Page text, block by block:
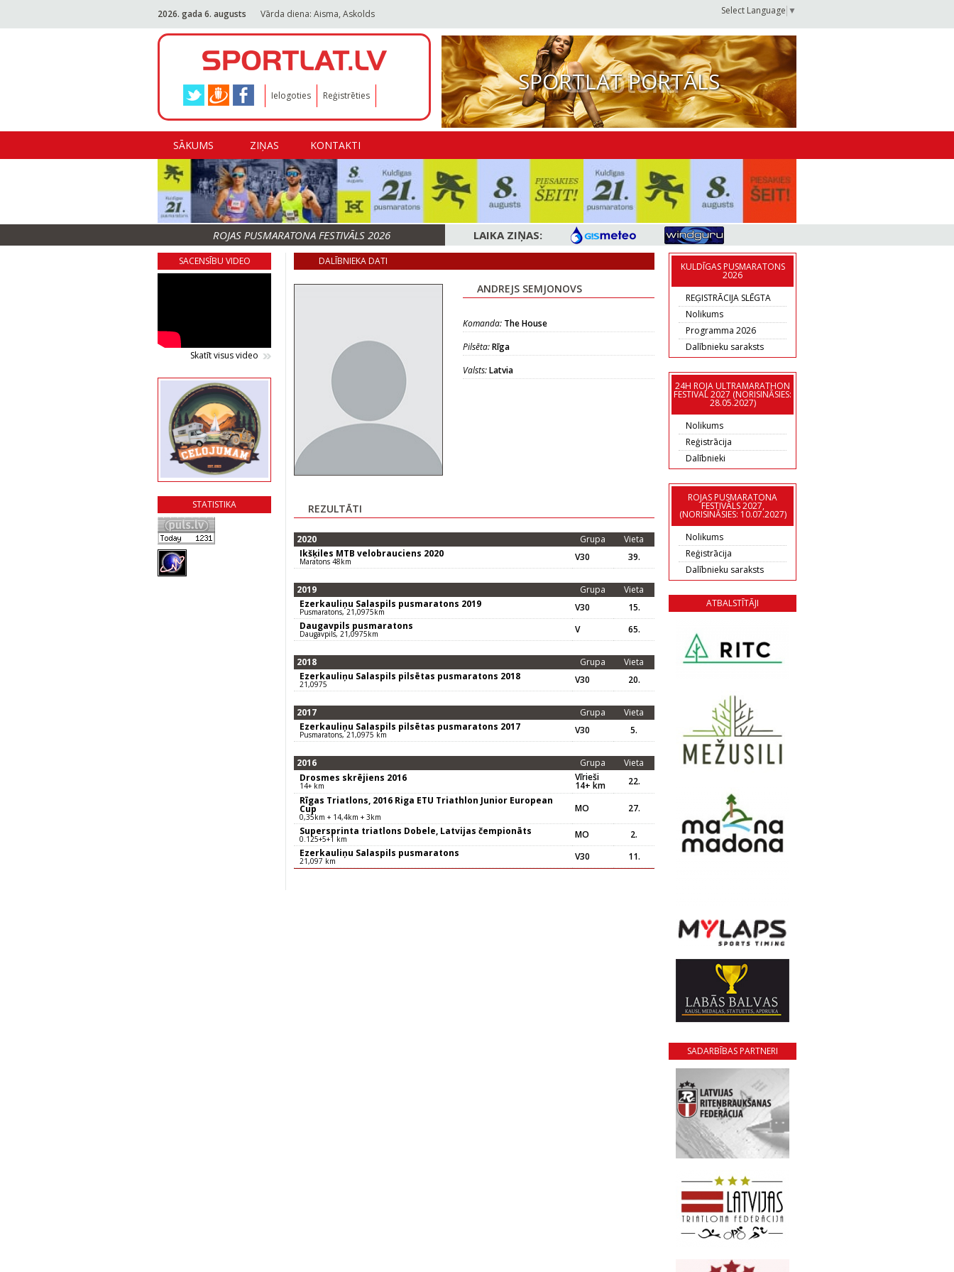
2026. gada 6. augusts Vārda diena: Aisma, Askolds Select Language ▼
Ielogoties Reģistrēties SPORTLAT PORTĀLS
SĀKUMS ZIŅAS KONTAKTI
ROJAS PUSMARATONA FESTIVĀLS 2026 LAIKA ZIŅAS:
SACENSĪBU VIDEO
Skatīt visus video
STATISTIKA
DALĪBNIEKA DATI
ANDREJS SEMJONOVS
Komanda: The House
Pilsēta:Rīga
Valsts:Latvia
REZULTĀTI
2020 Grupa
Vieta
Ikšķiles MTB velobrauciens 2020
Maratons 48km V30 39.
2019 Grupa
Vieta
Ezerkauliņu Salaspils pusmaratons 2019
Pusmaratons, 21,0975km V30
15.
Daugavpils pusmaratons
Daugavpils, 21,0975km V 65.
2018 Grupa
Vieta
Ezerkauliņu Salaspils pilsētas pusmaratons 2018
21,0975 V30 20.
2017 Grupa
Vieta
Ezerkauliņu Salaspils pilsētas pusmaratons 2017
Pusmaratons, 21,0975 km V30 5.
2016 Grupa
Vieta
Drosmes skrējiens 2016
14+ km
Vīrieši
14+ km
22.
Rīgas Triatlons, 2016 Riga ETU Triathlon Junior European
Cup
0,35km + 14,4km + 3km
MO
27.
Supersprinta triatlons Dobele, Latvijas čempionāts
0.125+5+1 km MO
2.
Ezerkauliņu Salaspils pusmaratons
21,097 km V30 11.
KULDĪGAS PUSMARATONS
2026
REĢISTRĀCIJA SLĒGTA
Nolikums
Programma 2026
Dalībnieku saraksts
24H ROJA ULTRAMARATHON
FESTIVAL 2027 (NORISINĀSIES:
28.05.2027)
Nolikums
Reģistrācija
Dalībnieki
ROJAS PUSMARATONA
FESTIVĀLS 2027,
(NORISINĀSIES: 10.07.2027)
Nolikums
Reģistrācija
Dalībnieku saraksts
ATBALSTĪTĀJI
SADARBĪBAS PARTNERI